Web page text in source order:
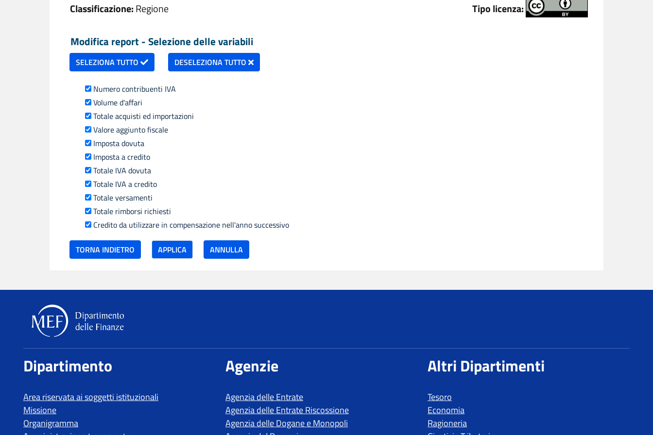
Classificazione:Regione Tipo licenza:
Modifica report - Selezione delle variabili
SELEZIONA TUTTO DESELEZIONA TUTTO
Numero contribuenti IVA
Volume d'affari
Totale acquisti ed importazioni
Valore aggiunto fiscale
Imposta dovuta
Imposta a credito
Totale IVA dovuta
Totale IVA a credito
Totale versamenti
Totale rimborsi richiesti
Credito da utilizzare in compensazione nell'anno successivo
TORNA INDIETRO
Dipartimento delle Finanze
Dipartimento
Area riservata ai soggetti istituzionali
Missione
Organigramma
Agenzie
Agenzia delle Entrate
Agenzia delle Entrate Riscossione
Agenzia delle Dogane e Monopoli
Altri Dipartimenti
Tesoro
Economia
Ragioneria